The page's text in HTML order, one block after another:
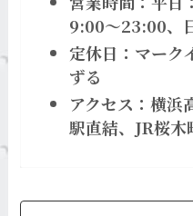
9:00～23:00、
定休日：マーク
ずる
アクセス：横浜
駅直結、JR桜